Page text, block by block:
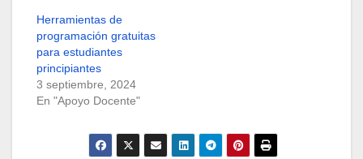
Herramientas de
programación gratuitas
para estudiantes
principiantes
3 septiembre, 2024
En "Apoyo Docente"